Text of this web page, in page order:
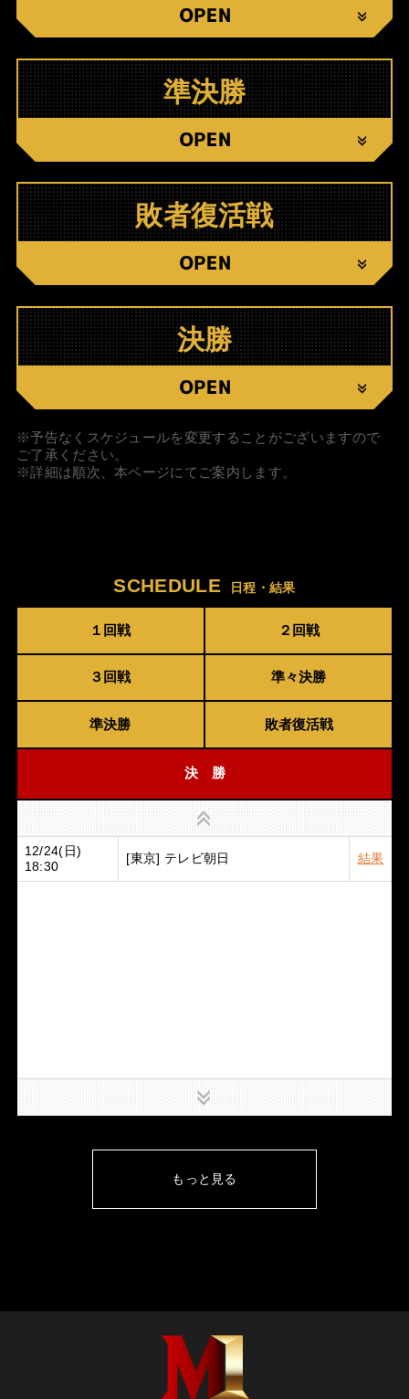
準決勝
敗者復活戦
決勝
※予告なくスケジュールを変更することがございますので
ご了承ください。
※詳細は順次、本ページにてご案内します。
SCHEDULE 日程・結果
１回戦 ２回戦
３回戦 準々決勝
準決勝 敗者復活戦
決 勝
上
12/24(日)
18:30
[東京] テレビ朝日 結果
下
もっと見る